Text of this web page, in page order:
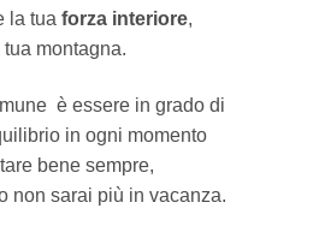
la tua forza interiore,
tua montagna.
è essere in grado di
in ogni momento
bene sempre,
non sarai più in vacanza.